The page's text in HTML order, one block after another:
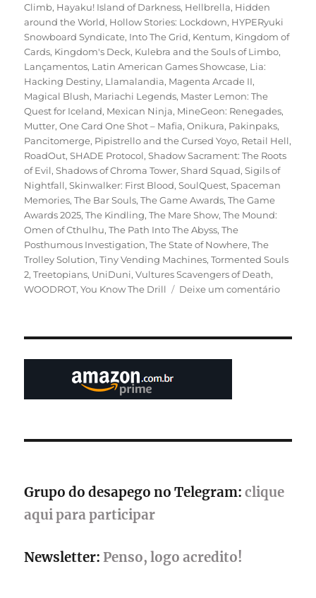
Climb, Hayaku! Island of Darkness, Hellbrella, Hidden
around the World, Hollow Stories: Lockdown, HYPERyuki
Snowboard Syndicate, Into The Grid, Kentum, Kingdom of
Cards, Kingdom's Deck, Kulebra and the Souls of Limbo,
Lançamentos, Latin American Games Showcase, Lia:
Hacking Destiny, Llamalandia, Magenta Arcade II,
Magical Blush, Mariachi Legends, Master Lemon: The
Quest for Iceland, Mexican Ninja, MineGeon: Renegades,
Mutter,One Card One Shot – Mafia,Onikura, Pakinpaks,
Pancitomerge, Pipistrello and the Cursed Yoyo, Retail Hell,
RoadOut,SHADE Protocol,Shadow Sacrament: The Roots
of Evil,Shadows of Chroma Tower,Shard Squad,Sigils of
Nightfall,Skinwalker: First Blood,SoulQuest,Spaceman
Memories,The Bar Souls,The Game Awards,The Game
Awards 2025,The Kindling,The Mare Show,The Mound:
Omen of Cthulhu,The Path Into The Abyss,The
Posthumous Investigation,The State of Nowhere,The
Trolley Solution,Tiny Vending Machines,Tormented Souls
2,Treetopians, UniDuni,Vultures Scavengers of Death,
WOODROT,You Know The Drill Deixe um comentárioem
o
2025
Grupo do desapego no Telegram: clique
aqui para participar
Newsletter: Penso, logo acredito!